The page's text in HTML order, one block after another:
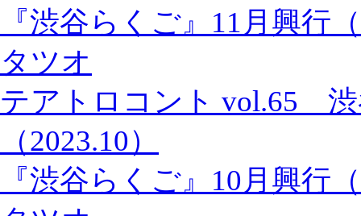
『渋谷らくご』11月興行
タツオ
テアトロコント vol.65
（2023.10）
『渋谷らくご』10月興行